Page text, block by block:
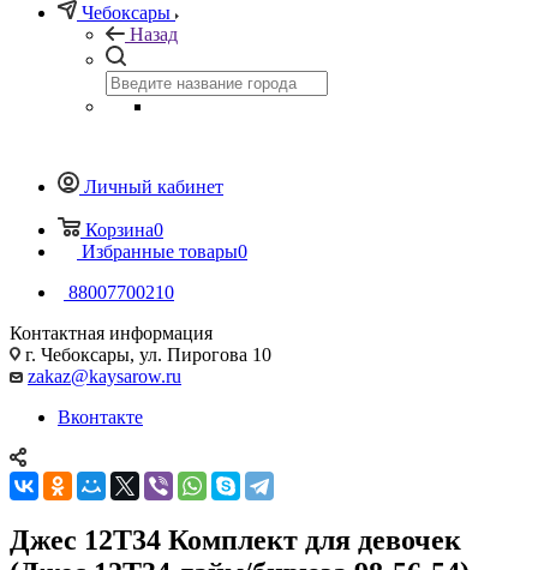
Чебоксары
Назад
Личный кабинет
Корзина0
Избранные товары0
88007700210
Контактная информация
г. Чебоксары, ул. Пирогова 10
zakaz@kaysarow.ru
Вконтакте
Джес 12Т34 Комплект для девочек